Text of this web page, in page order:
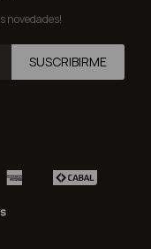
novedades!
SUSCRIBIRME